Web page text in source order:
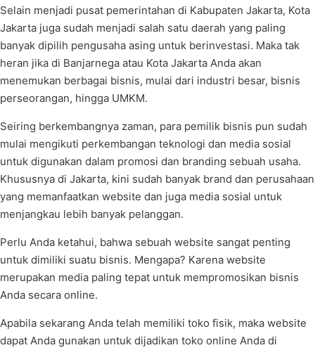
Selain menjadi pusat pemerintahan di Kabupaten Jakarta, Kota
Jakarta juga sudah menjadi salah satu daerah yang paling
banyak dipilih pengusaha asing untuk berinvestasi. Maka tak
heran jika di Banjarnega atau Kota Jakarta Anda akan
menemukan berbagai bisnis, mulai dari industri besar, bisnis
perseorangan, hingga UMKM.
Seiring berkembangnya zaman, para pemilik bisnis pun sudah
mulai mengikuti perkembangan teknologi dan media sosial
untuk digunakan dalam promosi dan branding sebuah usaha.
Khususnya di Jakarta, kini sudah banyak brand dan perusahaan
yang memanfaatkan website dan juga media sosial untuk
menjangkau lebih banyak pelanggan.
Perlu Anda ketahui, bahwa sebuah website sangat penting
untuk dimiliki suatu bisnis. Mengapa? Karena website
merupakan media paling tepat untuk mempromosikan bisnis
Anda secara online.
Apabila sekarang Anda telah memiliki toko fisik, maka website
dapat Anda gunakan untuk dijadikan toko online Anda di